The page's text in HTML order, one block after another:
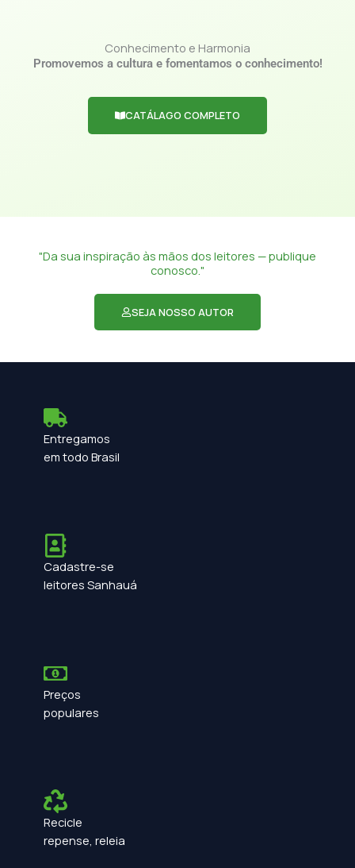
Conhecimento e Harmonia
Promovemos a cultura e fomentamos o conhecimento!
CATÁLAGO COMPLETO
"Da sua inspiração às mãos dos leitores — publique
conosco."
SEJA NOSSO AUTOR
Entregamos
em todo Brasil
Cadastre-se
leitores Sanhauá
Preços
populares
Recicle
repense, releia